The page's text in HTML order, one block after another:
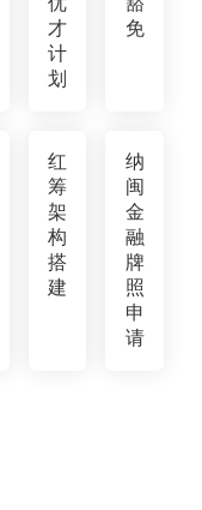
才
计
划
免
红
筹
架
构
搭
建
纳
闽
金
融
牌
照
申
请